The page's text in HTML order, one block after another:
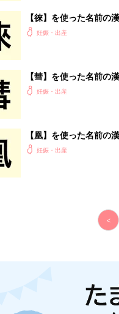
【徠】を使った名前の
妊娠・出産
【彗】を使った名前の
妊娠・出産
【凰】を使った名前の
妊娠・出産
<